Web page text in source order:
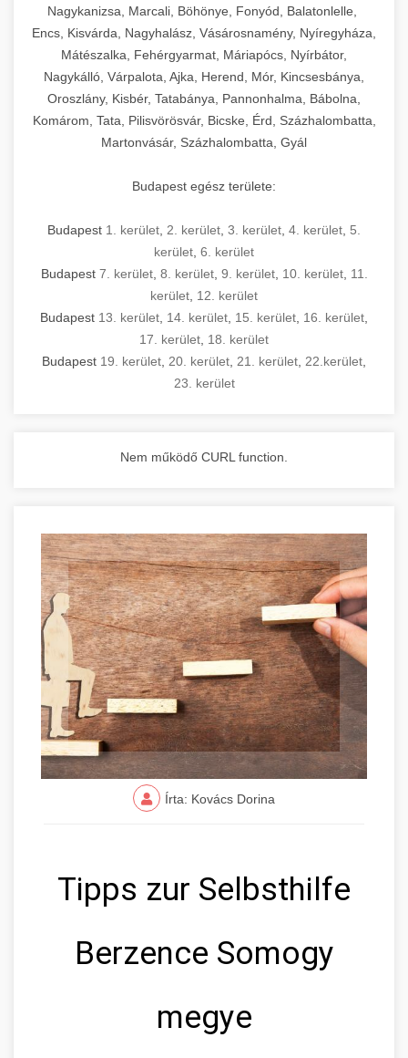
Nagykanizsa, Marcali, Böhönye, Fonyód, Balatonlelle,
Encs, Kisvárda, Nagyhalász, Vásárosnamény, Nyíregyháza,
Mátészalka, Fehérgyarmat, Máriapócs, Nyírbátor,
Nagykálló, Várpalota, Ajka, Herend, Mór, Kincsesbánya,
Oroszlány, Kisbér, Tatabánya, Pannonhalma, Bábolna,
Komárom, Tata, Pilisvörösvár, Bicske, Érd, Százhalombatta,
Martonvásár, Százhalombatta, Gyál
Budapest egész területe:
Budapest 1. kerület 2. kerület 3. kerület 4. kerület 5.
kerület 6. kerület
Budapest 7. kerület, 8. kerület, 9. kerület, 10. kerület, 11.
kerület 12. kerület
Budapest 13. kerület 14. kerület 15. kerület 16. kerület
17. kerület 18. kerület
Budapest 19. kerület 20. kerület 21. kerület 22.kerület
23. kerület
Nem működő CURL function.
Írta: Kovács Dorina
Tipps zur Selbsthilfe
Berzence Somogy
megye